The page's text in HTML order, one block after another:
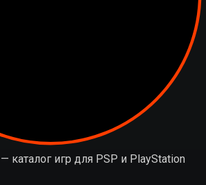
каталог игр для PSP и PlayStation